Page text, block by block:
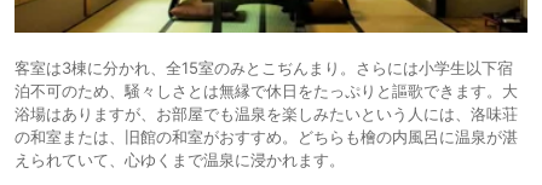
客室は3棟に分かれ、全15室のみとこぢんまり。さらには小学生以下宿
泊不可のため、騒々しさとは無縁で休日をたっぷりと謳歌できます。大
浴場はありますが、お部屋でも温泉を楽しみたいという人には、洛味荘
の和室または、旧館の和室がおすすめ。どちらも檜の内風呂に温泉が湛
えられていて、心ゆくまで温泉に浸かれます。